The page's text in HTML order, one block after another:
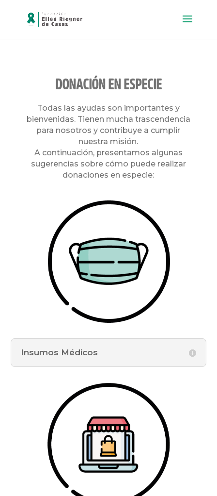
DONACIÓN EN ESPECIE
Todas las ayudas son importantes y
bienvenidas. Tienen mucha trascendencia
para nosotros y contribuye a cumplir
nuestra misión.
A continuación, presentamos algunas
sugerencias sobre cómo puede realizar
donaciones en especie:
Insumos Médicos